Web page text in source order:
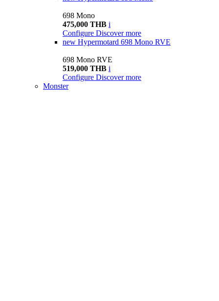
698 Mono
475,000 THB i
Configure Discover more
new Hypermotard 698 Mono RVE
698 Mono RVE
519,000 THB i
Configure Discover more
Monster